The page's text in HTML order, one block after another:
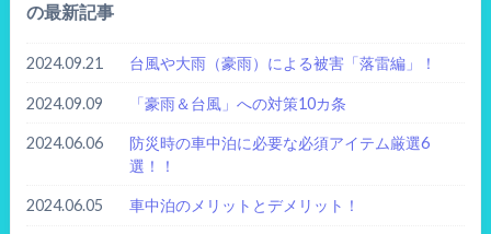
の最新記事
2024.09.21 台風や大雨（豪雨）による被害「落雷編」！
2024.09.09 「豪雨＆台風」への対策10カ条
2024.06.06
防災時の車中泊に必要な必須アイテム厳選6
選！！
2024.06.05 車中泊のメリットとデメリット！